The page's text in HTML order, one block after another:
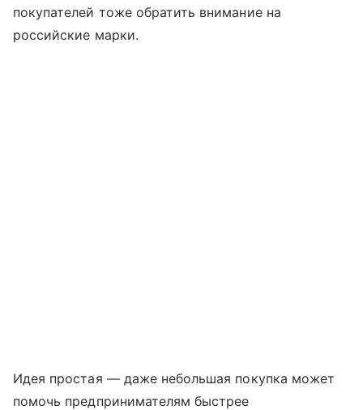
покупателей тоже обратить внимание на
российские марки.
Идея простая — даже небольшая покупка может
помочь предпринимателям быстрее